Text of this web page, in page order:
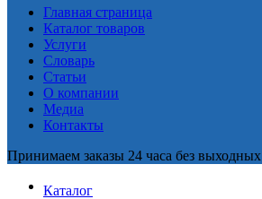
Главная страница
Каталог товаров
Услуги
Словарь
Статьи
О компании
Медиа
Контакты
Принимаем заказы 24 часа без выходных
Каталог